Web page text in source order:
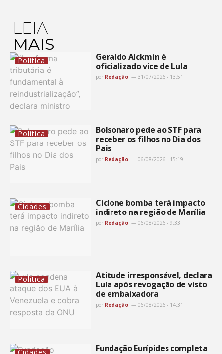
LEIA
MAIS
Política
Geraldo Alckmin é
oficializado vice de Lula
por Redação 31/07/2026 - 13:51
Política
Bolsonaro pede ao STF para
receber os filhos no Dia dos
Pais
por Redação 06/08/2026 - 15:19
Cidades
Ciclone bomba terá impacto
indireto na região de Marília
por Redação 06/08/2026 - 9:33
Política
Atitude irresponsável, declara
Lula após revogação de visto
de embaixadora
por Redação 06/08/2026 - 14:31
Cidades
Fundação Eurípides completa